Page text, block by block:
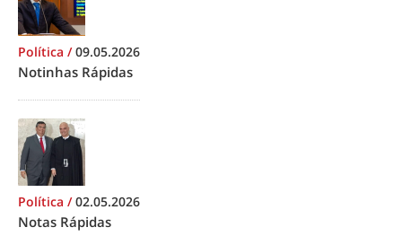
Política /09.05.2026
Notinhas Rápidas
Política /02.05.2026
Notas Rápidas